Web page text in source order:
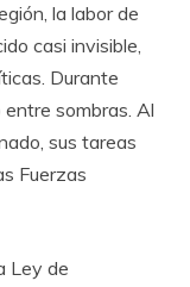
la labor de
casi invisible,
Durante
sombras. Al
sus tareas
Fuerzas
Ley de